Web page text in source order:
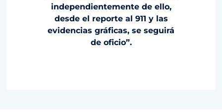
independientemente de ello,
desde el reporte al 911 y las
evidencias gráficas, se seguirá
de oficio”.